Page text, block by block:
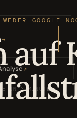
↗
IN 3 MINUTEN
GOOGLE
auf